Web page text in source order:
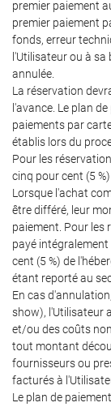
premier paiement
premier paiement
fonds, erreur
l'Utilisateur ou à
annulée.
La réservation
l'avance. Le plan
paiements par
établis lors du
Pour les
cinq pour cent (5
Lorsque l'achat
être différé, leur
paiement. Pour les
payé
cent (5 %) de
étant reporté au
En cas
show), l'Utilisateur
et/ou des coûts
tout montant
fournisseurs ou
facturés à
Le plan de